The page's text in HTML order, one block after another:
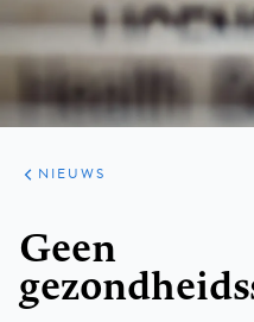
ARTIKELEN
HET
KORT
NIEUWS
Geen